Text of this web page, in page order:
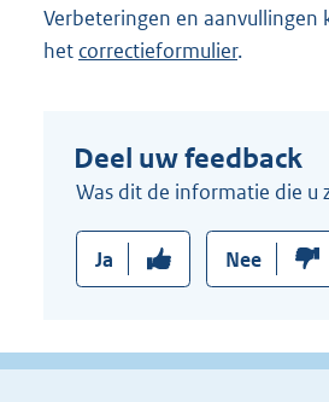
Verbeteringen en aanvullingen
het correctieformulier.
Deel uw feedback
Was dit de informatie die u
Ja Nee